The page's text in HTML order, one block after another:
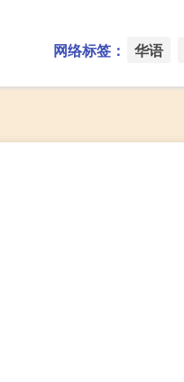
网络标签： 华语